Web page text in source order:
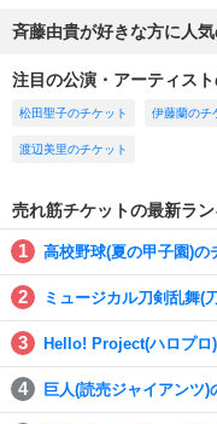
斉藤由貴が好きな方に人
注目の公演・アーティス
松田聖子のチケット 伊藤蘭のチ
渡辺美里のチケット
売れ筋チケットの最新ラ
高校野球(夏の甲子園)の
ミュージカル刀剣乱舞(
Hello! Project(ハロプロ
巨人(読売ジャイアンツ)